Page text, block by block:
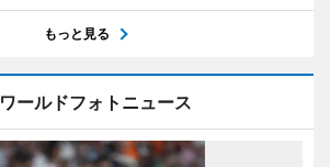
もっと見る
ワールドフォトニュース